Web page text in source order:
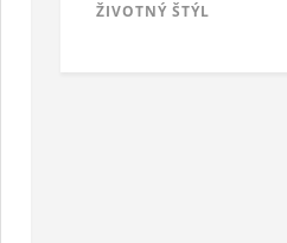
ŽIVOTNÝ ŠTÝL